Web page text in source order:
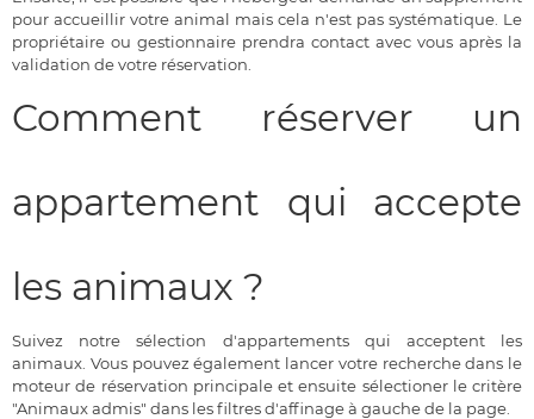
pour accueillir votre animal mais cela n'est pas systématique. Le
propriétaire ou gestionnaire prendra contact avec vous après la
validation de votre réservation.
Comment réserver un
appartement qui accepte
les animaux ?
Suivez notre sélection d'appartements qui acceptent les
animaux. Vous pouvez également lancer votre recherche dans le
moteur de réservation principale et ensuite sélectioner le critère
"Animaux admis" dans les filtres d'affinage à gauche de la page.